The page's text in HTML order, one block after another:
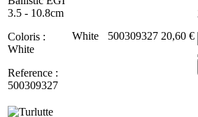
Coloris :
White
Reference :
500309327
White 500309327 20,60 €